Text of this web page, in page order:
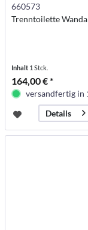
660573
Trenntoilette
Inhalt 1 Stck.
164,00 € *
versandfertig in
Details